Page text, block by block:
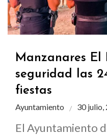
Manzanares
seguridad las
fiestas
Ayuntamiento 30 julio,
El Ayuntamiento